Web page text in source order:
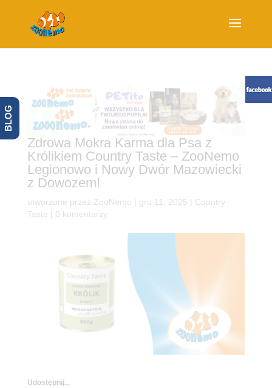
Zdrowa Mokra Karma dla Psa z
Królikiem Country Taste – ZooNemo
Legionowo i Nowy Dwór Mazowiecki
z Dowozem!
utworzone przez ZooNemo gru 11, 2025
Country
Taste
0 komentarzy
Udostępnij...
BLOG